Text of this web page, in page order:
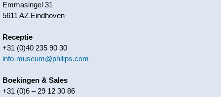
Emmasingel 31
5611 AZ Eindhoven
Receptie
+31 (0)40 235 90 30
info-museum@philips.com
Boekingen & Sales
+31 (0)6 – 29 12 30 86